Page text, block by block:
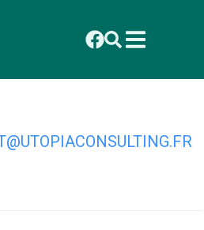
municipal 2 du